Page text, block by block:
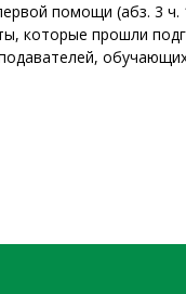
помощи (абз. 3 ч.
которые прошли
Обед